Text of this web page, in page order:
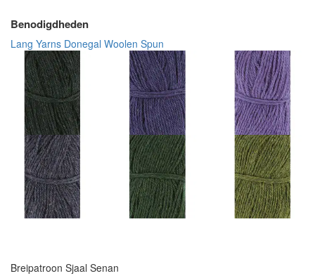
Benodigdheden
Lang Yarns Donegal Woolen Spun
Breipatroon Sjaal Senan